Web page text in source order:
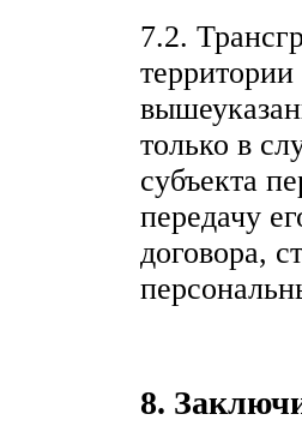
7.2.
только в
субъекта
передачу
договора,
8.